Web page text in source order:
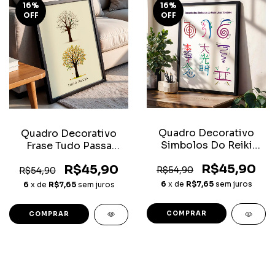
16%
OFF
Quadro Decorativo
Frase Tudo Passa
R$54,90 R$45,90
6 x de R$7,65 sem juros
COMPRAR
16%
OFF
Quadro Decorativo
Simbolos Do Reiki
R$54,90 R$45,90
6 x de R$7,65 sem juros
COMPRAR